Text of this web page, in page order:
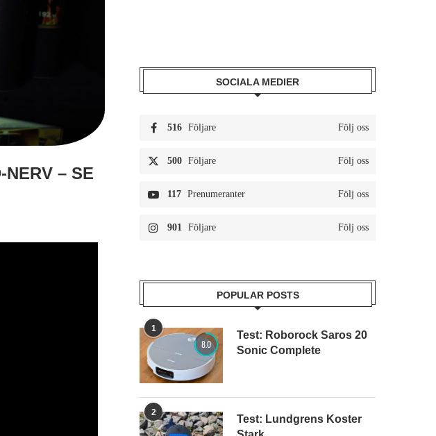
– SE
SOCIALA MEDIER
516 Följare Följ oss
500 Följare Följ oss
117 Prenumeranter Följ oss
901 Följare Följ oss
POPULAR POSTS
1
8.0
Test: Roborock Saros 20
Sonic Complete
2
Test: Lundgrens Koster